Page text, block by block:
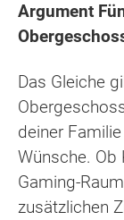
Argument
Das Gleiche
deiner
Wünsche. Ob
Gaming-
zusätzlichen